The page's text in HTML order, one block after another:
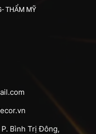
THẨM MỸ
Bình Trị Đông,